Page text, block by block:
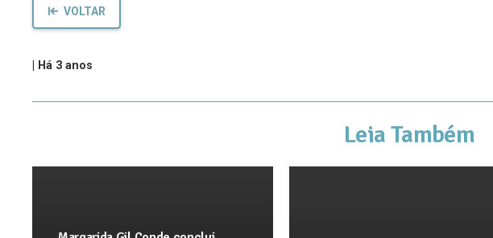
VOLTAR
Há 3 anos
Leia Também